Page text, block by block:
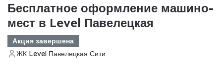
Бесплатное оформление машино-
мест в Level Павелецкая
Акция завершена
ЖК Level Павелецкая Сити